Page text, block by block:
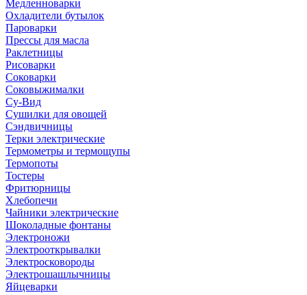
Медленноварки
Охладители бутылок
Пароварки
Прессы для масла
Раклетницы
Рисоварки
Соковарки
Соковыжималки
Су-Вид
Сушилки для овощей
Сэндвичницы
Терки электрические
Термометры и термощупы
Термопоты
Тостеры
Фритюрницы
Хлебопечи
Чайники электрические
Шоколадные фонтаны
Электроножи
Электрооткрывалки
Электросковороды
Электрошашлычницы
Яйцеварки